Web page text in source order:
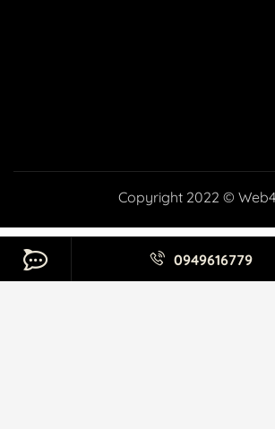
Copyright 2022 ©
0949616779